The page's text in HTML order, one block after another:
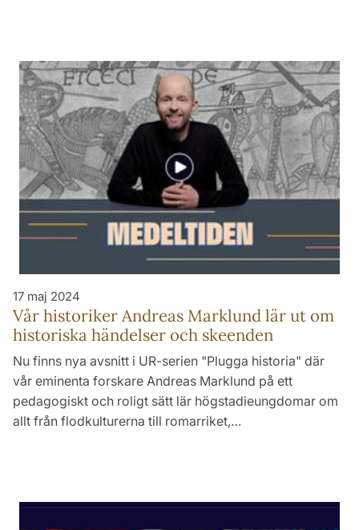
17 maj 2024
Vår historiker Andreas Marklund lär ut om
historiska händelser och skeenden
Nu finns nya avsnitt i UR-serien "Plugga historia" där
vår eminenta forskare Andreas Marklund på ett
pedagogiskt och roligt sätt lär högstadieungdomar om
allt från flodkulturerna till romarriket,…